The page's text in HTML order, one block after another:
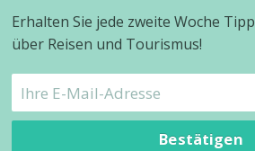
Erhalten Sie jede zweite Woche
über Reisen und Tourismus!
Bestätigen